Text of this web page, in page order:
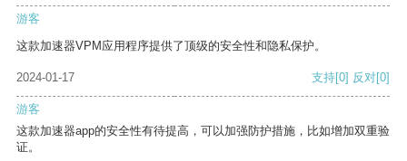
游客
这款加速器VPM应用程序提供了顶级的安全性和隐私保护。
2024-01-17 支持[0] 反对[0]
游客
这款加速器app的安全性有待提高，可以加强防护措施，比如增加双重验
证。